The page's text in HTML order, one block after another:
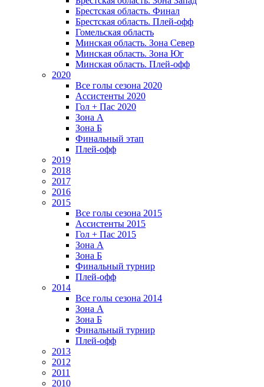
Брестская область. Финал
Брестская область. Плей-офф
Гомельская область
Минская область. Зона Север
Минская область. Зона Юг
Минская область. Плей-офф
2020
Все голы сезона 2020
Ассистенты 2020
Гол + Пас 2020
Зона А
Зона Б
Финальный этап
Плей-офф
2019
2018
2017
2016
2015
Все голы сезона 2015
Ассистенты 2015
Гол + Пас 2015
Зона А
Зона Б
Финальный турнир
Плей-офф
2014
Все голы сезона 2014
Зона А
Зона Б
Финальный турнир
Плей-офф
2013
2012
2011
2010